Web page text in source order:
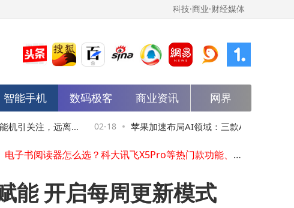
科技·商业·财经媒体
智能手机 数码极客 商业资讯 网界
引关注，远离智 02-18 苹果加速布局AI领域：三款AI可穿戴设备将
至，智能眼镜或2027年登场
马斯克押注太阳能：AI电力需求激增催生百GW级扩产蓝图
巴菲特退休前投资大调整：减持苹果美银亚马逊，首次新进纽约时报
电子书阅读器怎么选？科大讯飞X5Pro等热门款功能、性价比大比拼
能 开启每周更新模式